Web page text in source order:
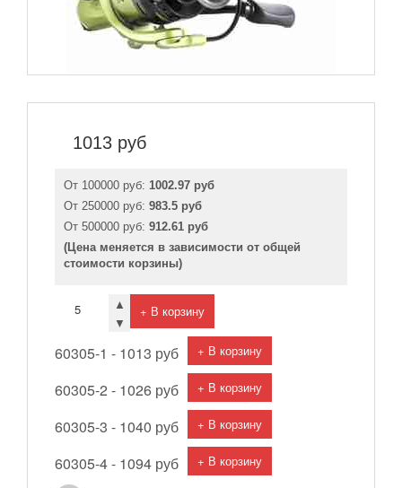
1013 руб
От 100000 руб: 1002.97 руб
От 250000 руб: 983.5 руб
От 500000 руб: 912.61 руб
(Цена меняется в зависимости от общей
стоимости корзины)
▲
▼
+ В корзину
60305-1 - 1013 руб + В корзину
60305-2 - 1026 руб + В корзину
60305-3 - 1040 руб + В корзину
60305-4 - 1094 руб + В корзину